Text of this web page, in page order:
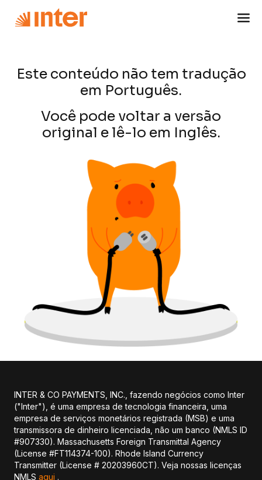
Este conteúdo não tem tradução
em Português.
Você pode voltar a versão
original e lê-lo em Inglês.
INTER & CO PAYMENTS, INC., fazendo negócios como Inter
("Inter"), é uma empresa de tecnologia financeira, uma
empresa de serviços monetários registrada (MSB) e uma
transmissora de dinheiro licenciada, não um banco (NMLS ID
#907330). Massachusetts Foreign Transmittal Agency
(License #FT114374-100). Rhode Island Currency
Transmitter (License # 20203960CT). Veja nossas licenças
NMLS aqui .